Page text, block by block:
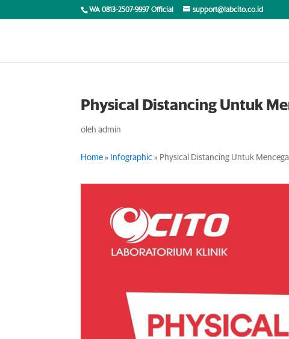
WA 0813-2507-9997 Official support@labcito.co.id
Physical Distancing Untuk
olehadmin
Home » Infographic » Physical Distancing Untuk